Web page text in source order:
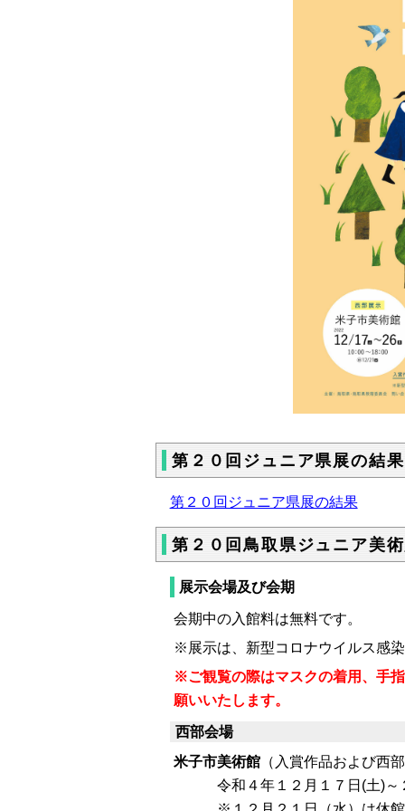
第２０回ジュニア県展の結果
第２０回ジュニア県展の結果
第２０回鳥取県ジュニア美
展示会場及び会期
会期中の入館料は無料です。
※展示は、新型コロナウイルス感
※ご観覧の際はマスクの着用、手
願いいたします。
西部会場
米子市美術館（入賞作品および西
令和４年１２月１７日(土)～